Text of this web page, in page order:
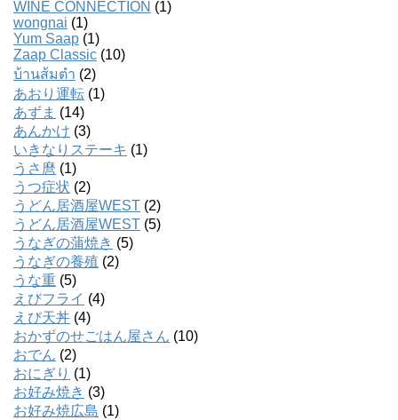
WINE CONNECTION (1)
wongnai (1)
Yum Saap (1)
Zaap Classic (10)
บ้านส้มตํา (2)
あおり運転 (1)
あずま (14)
あんかけ (3)
いきなりステーキ (1)
うさ麿 (1)
うつ症状 (2)
うどん居酒屋WEST (2)
うどん居酒屋WEST (5)
うなぎの蒲焼き (5)
うなぎの養殖 (2)
うな重 (5)
えびフライ (4)
えび天丼 (4)
おかずのせごはん屋さん (10)
おでん (2)
おにぎり (1)
お好み焼き (3)
お好み焼広島 (1)